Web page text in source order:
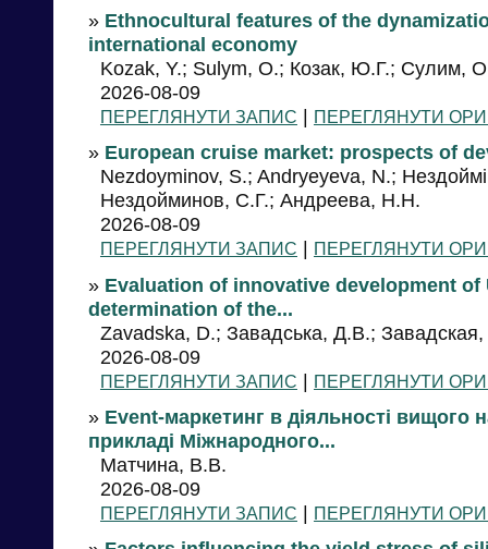
» Ethnocultural features of the
international economy
Kozak, Y.; Sulym, O.; Козак, Ю.Г.; Сулим,
2026-08-09
ПЕРЕГЛЯНУТИ ЗАПИС | ПЕРЕГЛЯНУТИ
» European cruise market: prospects of
Nezdoyminov, S.; Andryeyeva, N.;
Нездойминов, С.Г.; Андреева, Н.Н.
2026-08-09
ПЕРЕГЛЯНУТИ ЗАПИС | ПЕРЕГЛЯНУТИ
» Evaluation of innovative development
determination of the...
Zavadska, D.; Завадська, Д.В.;
2026-08-09
ПЕРЕГЛЯНУТИ ЗАПИС | ПЕРЕГЛЯНУТИ
» Event-маркетинг в діяльності вищого
прикладі Міжнародного...
Матчина, В.В.
2026-08-09
ПЕРЕГЛЯНУТИ ЗАПИС | ПЕРЕГЛЯНУТИ